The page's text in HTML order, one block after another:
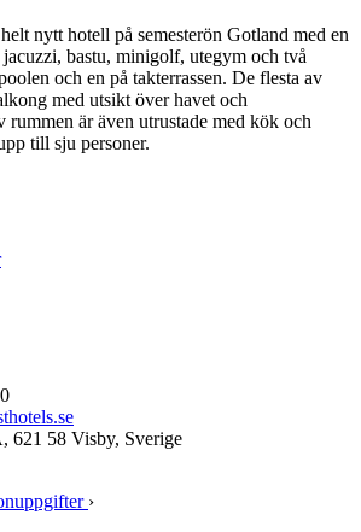
nytt hotell på semesterön Gotland med en
bastu, minigolf, utegym och två
och en på takterrassen. De flesta av
med utsikt över havet och
rummen är även utrustade med kök och
till sju personer.
621 58 Visby, Sverige
›